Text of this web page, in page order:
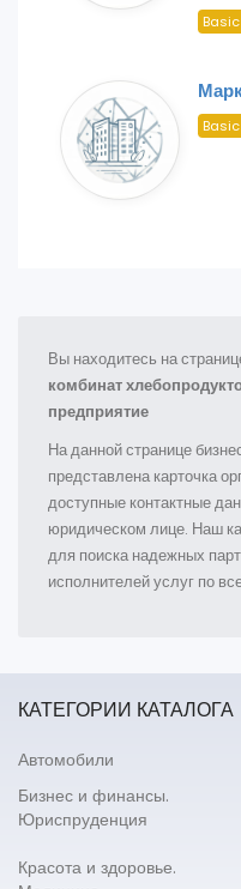
Basic
Basic
Вы находитесь на
комбинат
предприятие
На данной странице
представлена карточка
доступные контактные
юридическом лице. Наш
для поиска надежных
исполнителей услуг по
КАТЕГОРИИ КАТАЛОГА
Автомобили
Бизнес и финансы.
Юриспруденция
Красота и здоровье.